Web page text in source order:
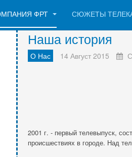
ФРТ
СЮЖЕТЫ
Наша история
О Нас 14 Август 2015
2001 г. - первый телевыпуск,
происшествиях в городе. Над